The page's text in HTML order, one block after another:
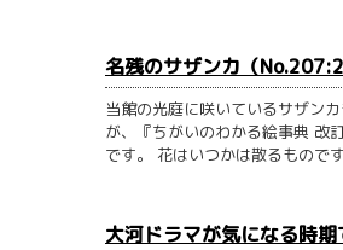
名残のサザンカ（
当館の光庭に咲いているサザン
が、『ちがいのわかる絵事典 改
です。 花はいつかは散るもので
大河ドラマが気になる時